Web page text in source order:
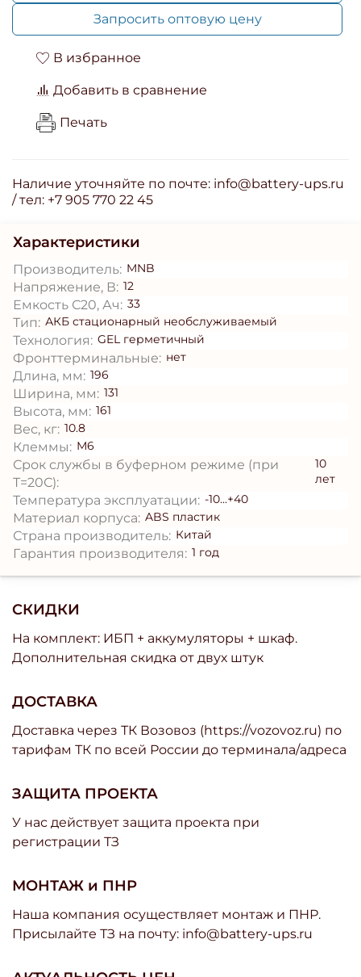
Запросить оптовую цену
В избранное
Добавить в сравнение
Печать
Наличие уточняйте по почте: info@battery-ups.ru
/ тел: +7 905 770 22 45
СКИДКИ
На комплект: ИБП + аккумуляторы + шкаф.
Дополнительная скидка от двух штук
ДОСТАВКА
Доставка через ТК Возовоз (https://vozovoz.ru) по
тарифам ТК по всей России до терминала/адреса
ЗАЩИТА ПРОЕКТА
У нас действует защита проекта при
регистрации ТЗ
МОНТАЖ и ПНР
Наша компания осуществляет монтаж и ПНР.
Присылайте ТЗ на почту: info@battery-ups.ru
Характеристики
Производитель: MNB
Напряжение, В: 12
Емкость С20, Ач: 33
Тип: АКБ стационарный необслуживаемый
Технология: GEL герметичный
Фронттерминальные: нет
Длина, мм: 196
Ширина, мм: 131
Высота, мм: 161
Вес, кг: 10.8
Клеммы: М6
Срок службы в буферном режиме (при
T=20С):
10
лет
Температура эксплуатации: -10...+40
Материал корпуса: ABS пластик
Страна производитель: Китай
Гарантия производителя: 1 год